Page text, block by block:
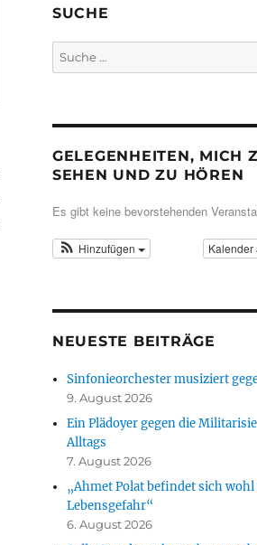
SUCHE
Suche
nach:
GELEGENHEITEN, MICH
SEHEN UND ZU HÖREN
Es gibt keine bevorstehenden
Kalender
Hinzufügen
NEUESTE BEITRÄGE
Sinfonieorchester musiziert
9. August 2026
Ein Plädoyer gegen die
Alltags
7. August 2026
„Ahmet Polat befindet sich
Lebensgefahr“
6. August 2026